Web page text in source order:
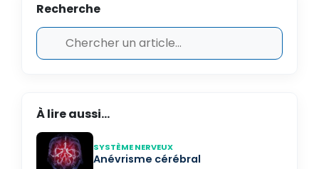
Recherche
À lire aussi...
SYSTÈME NERVEUX
Anévrisme cérébral